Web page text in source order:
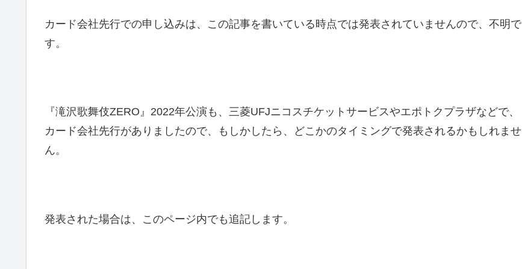
カード会社先行での申し込みは、この記事を書いている時点では発表されていませんので、不明で
す。
『滝沢歌舞伎ZERO』2022年公演も、三菱UFJニコスチケットサービスやエポトクプラザなどで、
カード会社先行がありましたので、もしかしたら、どこかのタイミングで発表されるかもしれませ
ん。
発表された場合は、このページ内でも追記します。